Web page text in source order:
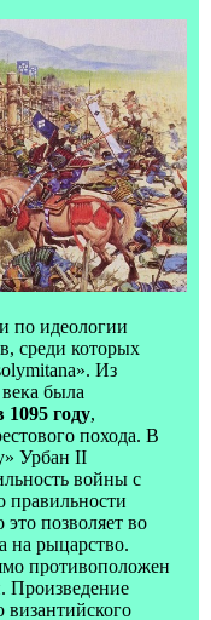
по идеологии
среди которых
Из
была
году,
похода. В
Урбан II
войны с
правильности
позволяет во
на рыцарство.
противоположен